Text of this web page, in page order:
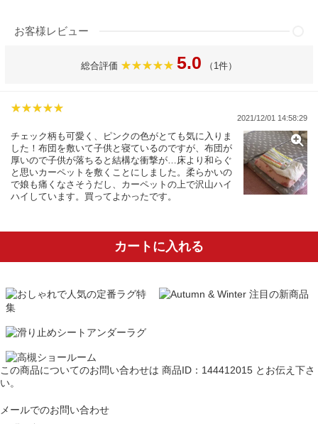
お客様レビュー
総合評価 5.0 （1件）
2021/12/01 14:58:29
チェック柄も可愛く、ピンクの色がとても気に入りま
した！布団を敷いて子供と寝ているのですが、布団が
厚いので子供が落ちると結構な衝撃が…床より和らぐ
と思いカーペットを敷くことにしました。柔らかいの
で娘も痛くなさそうだし、カーペットの上で沢山ハイ
ハイしています。買ってよかったです。
カートに入れる
この商品についてのお問い合わせは 商品ID：144412015 とお伝え下さ
い。
メールでのお問い合わせ